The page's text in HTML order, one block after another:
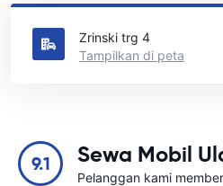
Lihat lokasi persewaan mobil
Zrinski trg 4
Tampilkan di peta
9.1 Sewa Mobil
Pelanggan kami